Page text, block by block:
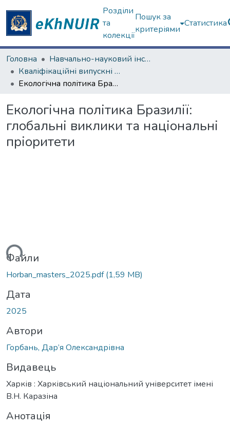
Розділи
та
колекції
Пошук за
критеріями
Статистика
Головна
Навчально-науковий інститут "Каразінський інститут міжнародних відносин та туристичного бізнесу"
Кваліфікаційні випускні роботи магістрів. Навчально-науковий інститут "Каразінський інститут міжнародних відносин та туристичного бізнесу"
Екологічна політика Бразилії: глобальні виклики та національні пріоритети
Екологічна політика Бразилії:
глобальні виклики та національні
пріоритети
Файли
Horban_masters_2025.pdf(1,59 MB)
Дата
2025
Автори
Горбань, Дар’я Олександрівна
Видавець
Харків : Харківський національний університет імені
В.Н. Каразіна
Анотація